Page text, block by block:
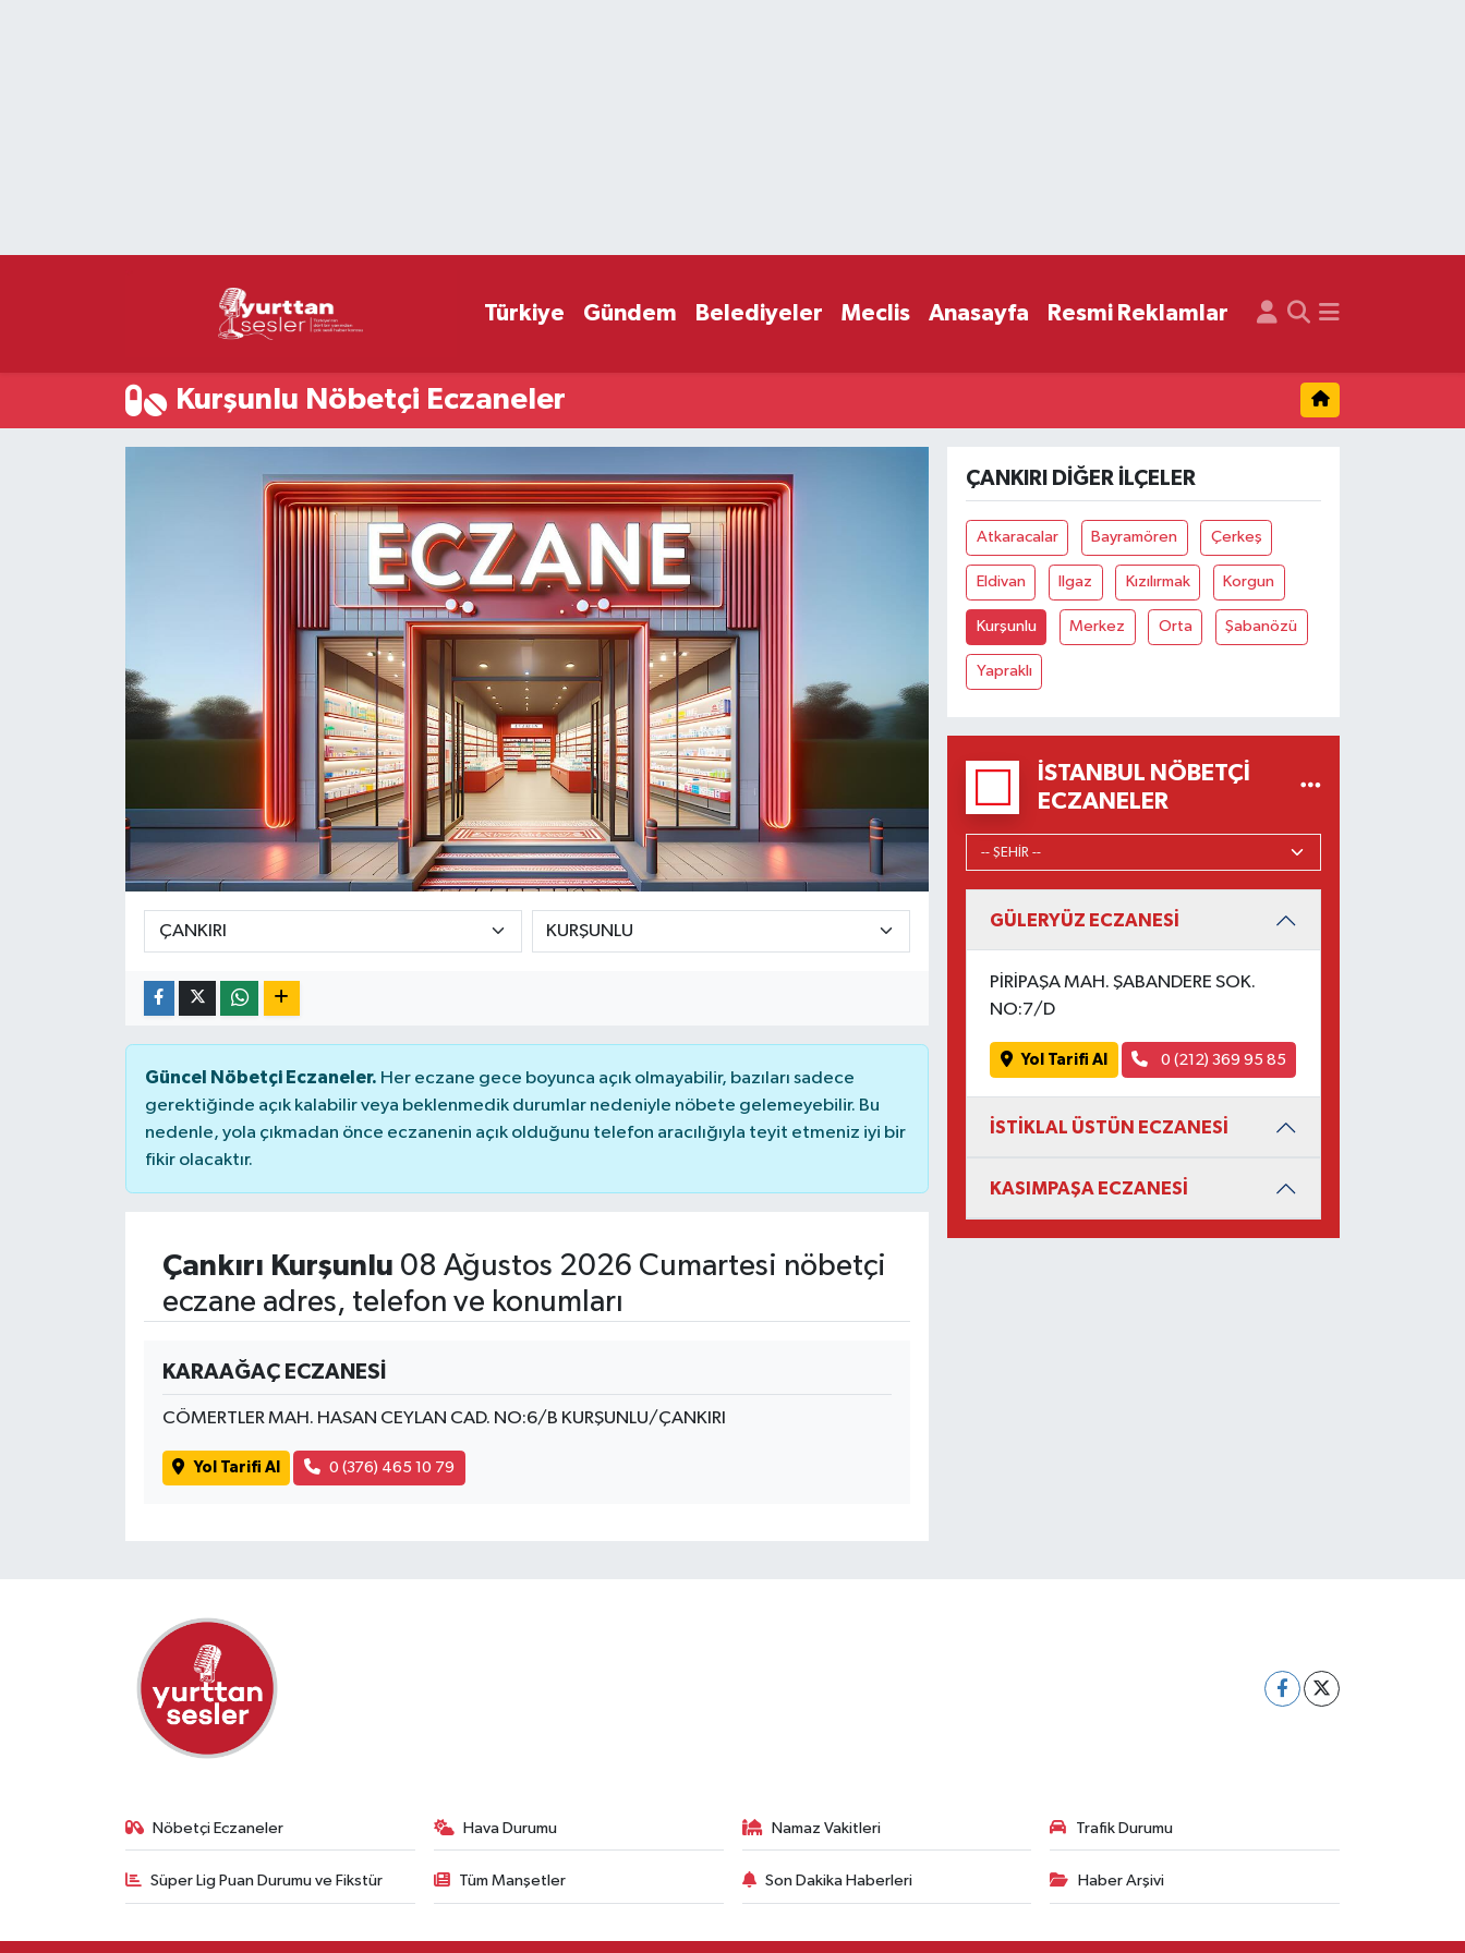
Türkiye Gündem Belediyeler Meclis Anasayfa Resmi Reklamlar
Kurşunlu Nöbetçi Eczaneler
Güncel Nöbetçi Eczaneler. Her eczane gece boyunca açık olmayabilir, bazıları sadece
gerektiğinde açık kalabilir veya beklenmedik durumlar nedeniyle nöbete gelemeyebilir. Bu
nedenle, yola çıkmadan önce eczanenin açık olduğunu telefon aracılığıyla teyit etmeniz iyi bir
fikir olacaktır.
Çankırı Kurşunlu 08 Ağustos 2026 Cumartesi nöbetçi
eczane adres, telefon ve konumları
KARAAĞAÇ ECZANESİ
CÖMERTLER MAH. HASAN CEYLAN CAD. NO:6/B KURŞUNLU/ÇANKIRI
Yol Tarifi Al 0 (376) 465 10 79
ÇANKIRI DIĞER İLÇELER
Atkaracalar Bayramören Çerkeş
Eldivan Ilgaz Kızılırmak Korgun
Kurşunlu Merkez Orta Şabanözü
Yapraklı
İSTANBUL NÖBETÇI
ECZANELER
GÜLERYÜZ ECZANESİ
PİRİPAŞA MAH. ŞABANDERE SOK.
NO:7/D
Yol Tarifi Al 0 (212) 369 95 85
İSTİKLAL ÜSTÜN ECZANESİ
KASIMPAŞA ECZANESİ
Nöbetçi Eczaneler Hava Durumu Namaz Vakitleri Trafik Durumu
Süper Lig Puan Durumu ve Fikstür Tüm Manşetler Son Dakika Haberleri Haber Arşivi
Süper Lig Puan Durumu ve Fikstür
Son Dakika Haberleri